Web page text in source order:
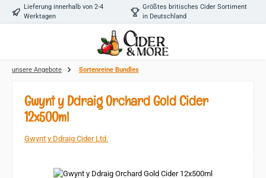
Zum Hauptinhalt springen
Lieferung innerhalb von 2-4
Werktagen
Größtes britisches Cider Sortiment
in Deutschland
unsere Angebote Sortenreine Bundles
Gwynt y Ddraig Orchard Gold Cider
12x500ml
Gwynt y Ddraig Cider Ltd.
Bildergalerie überspringen